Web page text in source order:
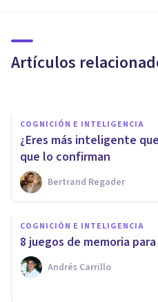
Artículos
¿cómo se
COGNICIÓN E INTELIGENCIA
​¿Eres más inteligente
que lo confirman
Bertrand Regader
COGNICIÓN E INTELIGENCIA
8 juegos de memoria
Andrés Carrillo
¿Cómo
consejos